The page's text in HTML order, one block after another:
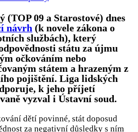
(TOP 09 a Starostové) dnes
návrh (k novele zákona o
službách), který
státu za újmu
očkováním nebo
státem a hrazeným z
pojištění. Liga lidských
k jeho příjetí
vyzval i Ústavní soud.
dětí povinné, stát doposud
za negativní důsledky s ním